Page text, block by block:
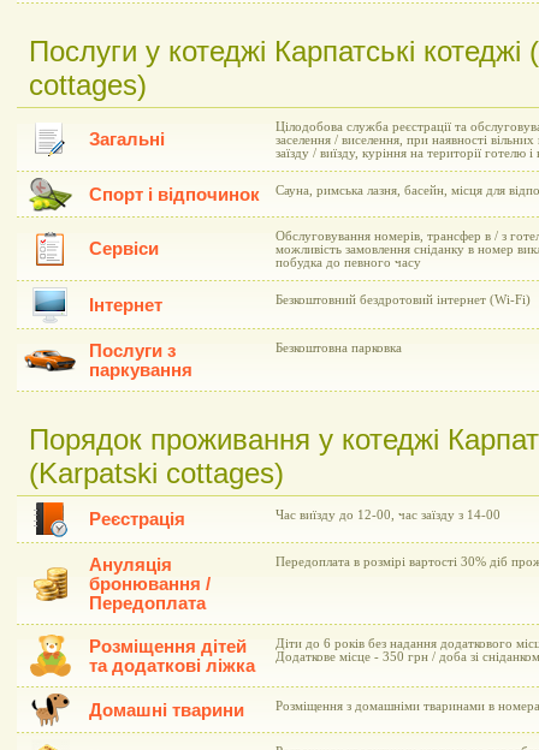
Послуги у котеджі Карпатські
cottages)
Загальні
Цілодобова служба реєстрації та
заселення / виселення, при наявності
заїзду / виїзду, куріння на території
Спорт і відпочинок Сауна, римська лазня, басейн, місця для
Сервіси
Обслуговування номерів, трансфер в / з
можливість замовлення сніданку в номер
побудка до певного часу
Інтернет Безкоштовний бездротовий інтернет (Wi-Fi)
Послуги з
паркування
Безкоштовна парковка
Порядок проживання у котеджі
(Karpatski cottages)
Реєстрація Час виїзду до 12-00, час заїзду з 14-00
Ануляція
бронювання /
Передоплата
Передоплата в розмірі вартості 30% діб
Розміщення дітей
та додаткові ліжка
Діти до 6 років без надання додаткового
Додаткове місце - 350 грн / доба зі
Домашні тварини Розміщення з домашніми тваринами в